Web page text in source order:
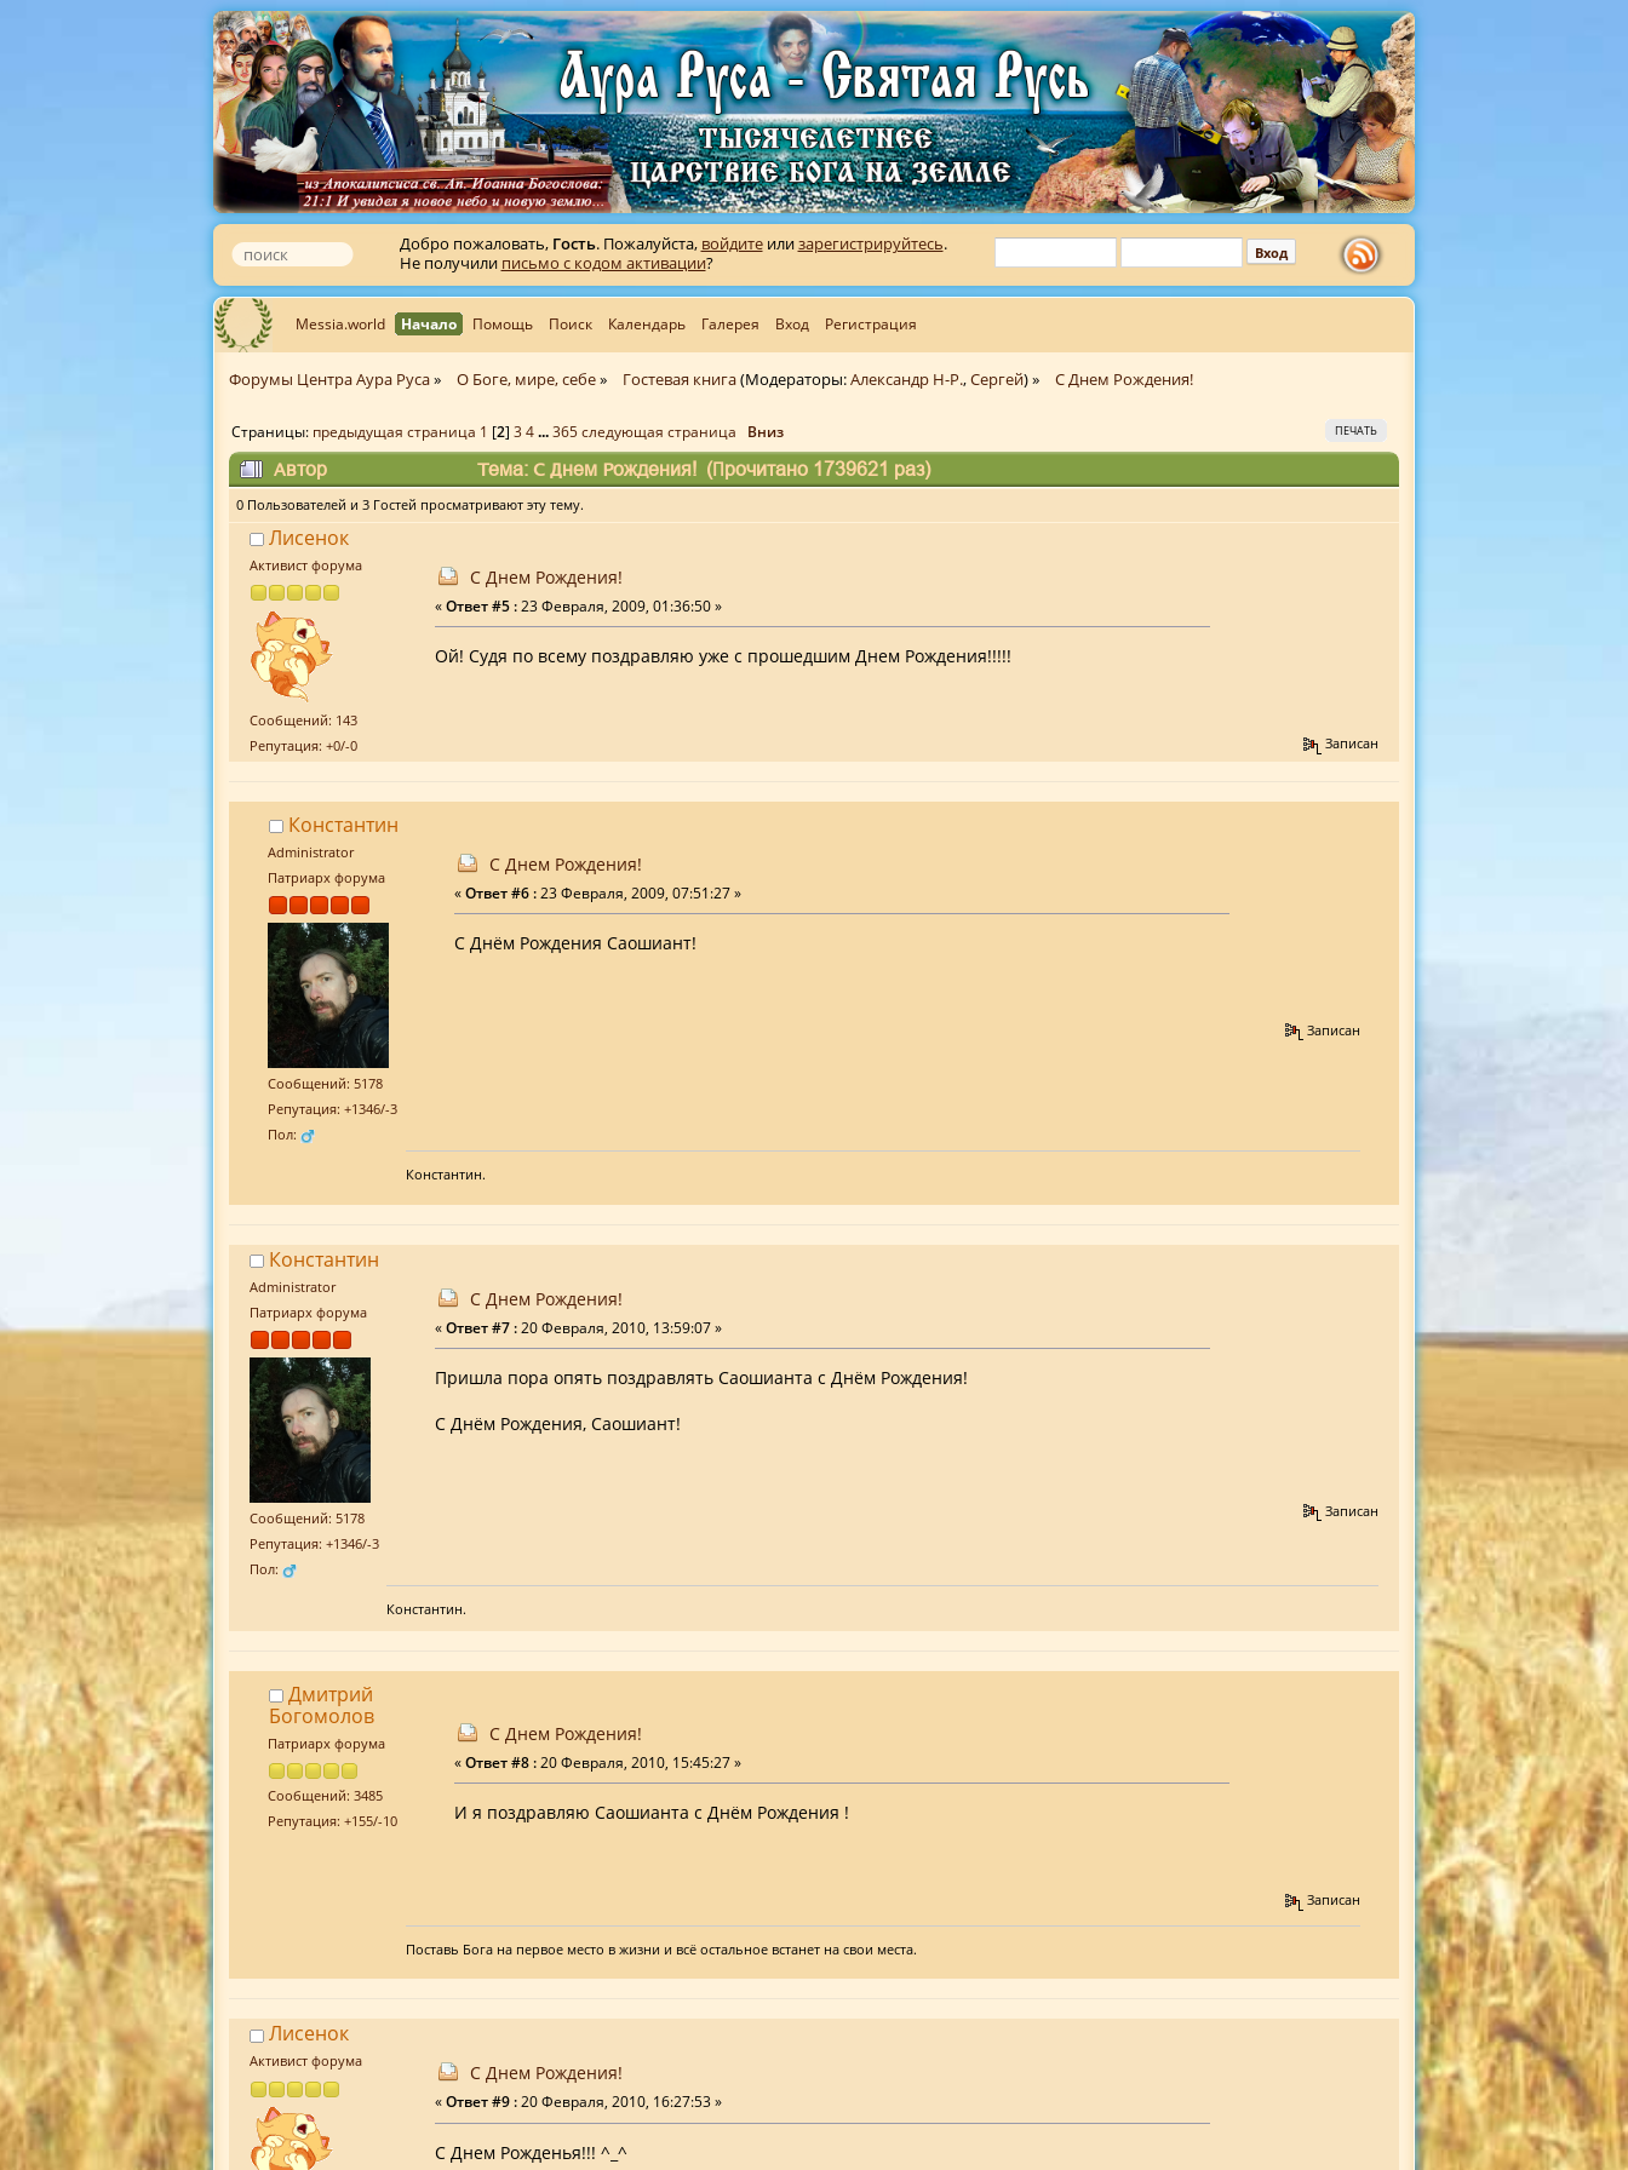
Добро пожаловать, Гость. Пожалуйста, войдитеилизарегистрируйтесь.
Не получили письмо с кодом активации?
Messia.world Начало Помощь Поиск Календарь Галерея Вход Регистрация
Форумы Центра Аура Руса» О Боге, мире, себе» Гостевая книга(Модераторы:Александр Н-Р.,Сергей) » С Днем Рождения!
ПЕЧАТЬ
Страницы: предыдущая страница 1 [2]3 4 ...365 следующая страница Вниз
Автор Тема: С Днем Рождения! (Прочитано 1739621 раз)
0 Пользователей и 3 Гостей просматривают эту тему.
Лисенок
Активист форума
Сообщений: 143
Репутация: +0/-0
С Днем Рождения!
«Ответ #5 : 23 Февраля, 2009, 01:36:50 »
Ой! Судя по всему поздравляю уже с прошедшим Днем Рождения!!!!!
Записан
Константин
Administrator
Патриарх форума
Сообщений: 5178
Репутация: +1346/-3
Пол:
С Днем Рождения!
«Ответ #6 :23 Февраля, 2009, 07:51:27 »
С Днём Рождения Саошиант!
Записан
Константин.
Константин
Administrator
Патриарх форума
Сообщений: 5178
Репутация: +1346/-3
Пол:
С Днем Рождения!
«Ответ #7 : 20 Февраля, 2010, 13:59:07 »
Пришла пора опять поздравлять Саошианта с Днём Рождения!
С Днём Рождения, Саошиант!
Записан
Константин.
Дмитрий
Богомолов
Патриарх форума
Сообщений: 3485
Репутация: +155/-10
С Днем Рождения!
«Ответ #8 :20 Февраля, 2010, 15:45:27 »
И я поздравляю Саошианта с Днём Рождения !
Записан
Поставь Бога на первое место в жизни и всё остальное встанет на свои места.
Лисенок
Активист форума
С Днем Рождения!
«Ответ #9 : 20 Февраля, 2010, 16:27:53 »
С Днем Рожденья!!! ^_^